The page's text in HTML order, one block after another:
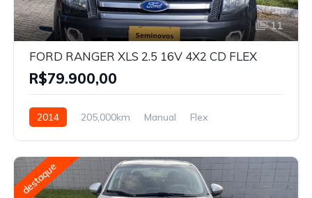
11
FORD RANGER XLS 2.5 16V 4X2 CD FLEX
R$79.900,00
2014 205,000km Manual Flex
destaque